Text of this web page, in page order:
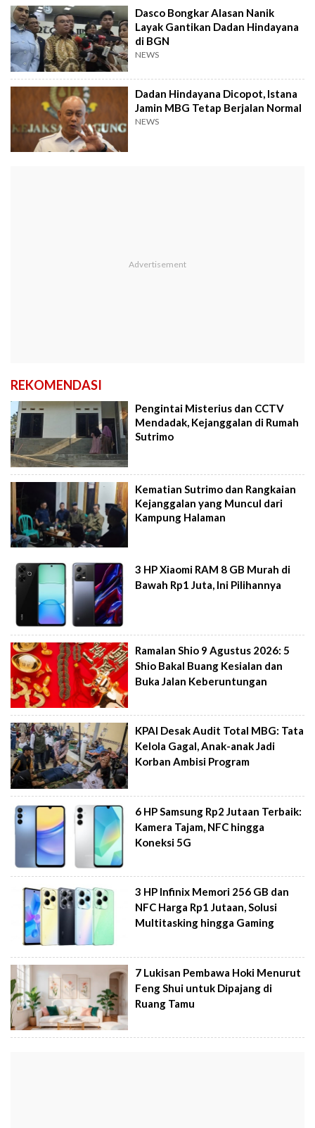
Dasco Bongkar Alasan Nanik
Layak Gantikan Dadan Hindayana
di BGN
NEWS
Dadan Hindayana Dicopot, Istana
Jamin MBG Tetap Berjalan Normal
NEWS
REKOMENDASI
Pengintai Misterius dan CCTV
Mendadak, Kejanggalan di Rumah
Sutrimo
Kematian Sutrimo dan Rangkaian
Kejanggalan yang Muncul dari
Kampung Halaman
3 HP Xiaomi RAM 8 GB Murah di
Bawah Rp1 Juta, Ini Pilihannya
Ramalan Shio 9 Agustus 2026: 5
Shio Bakal Buang Kesialan dan
Buka Jalan Keberuntungan
KPAI Desak Audit Total MBG: Tata
Kelola Gagal, Anak-anak Jadi
Korban Ambisi Program
6 HP Samsung Rp2 Jutaan Terbaik:
Kamera Tajam, NFC hingga
Koneksi 5G
3 HP Infinix Memori 256 GB dan
NFC Harga Rp1 Jutaan, Solusi
Multitasking hingga Gaming
7 Lukisan Pembawa Hoki Menurut
Feng Shui untuk Dipajang di
Ruang Tamu